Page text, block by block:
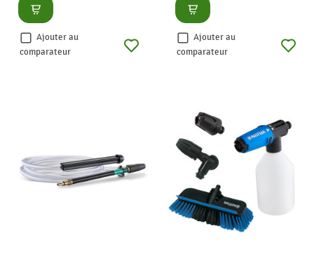
Consulter
Ajouter au
comparateur
Consulter
Ajouter au
comparateur